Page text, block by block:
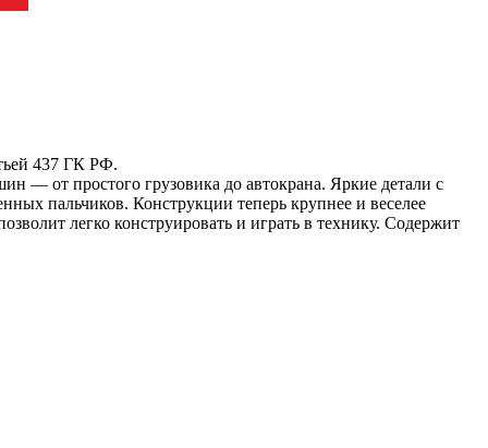
437 ГК РФ.
― от простого грузовика до автокрана. Яркие детали с
пальчиков. Конструкции теперь крупнее и веселее
легко конструировать и играть в технику. Содержит